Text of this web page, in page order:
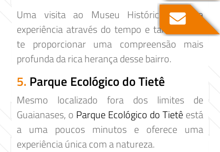
Uma visita ao Museu Histórico é uma
experiência através do tempo e também vai
te proporcionar uma compreensão mais
profunda da rica herança desse bairro.
5. Parque Ecológico do Tietê
Mesmo localizado fora dos limites de
Guaianases, o Parque Ecológico do Tietêestá
a uma poucos minutos e oferece uma
experiência única com a natureza.